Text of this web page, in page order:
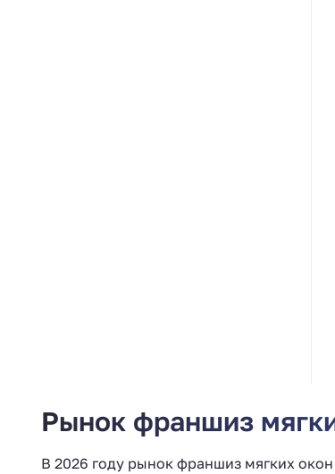
Рынок франшиз
В 2026 году рынок франшиз мягких